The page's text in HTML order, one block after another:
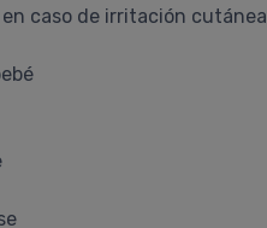
caso de irritación cutánea